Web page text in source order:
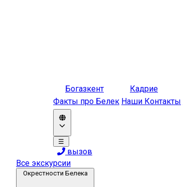
Богазкент Кадрие
Факты про Белек Наши Контакты
☰
вызов
Все экскурсии
Окрестности Белека